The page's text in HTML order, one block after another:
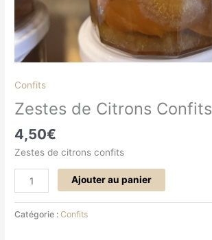
Confits
Zestes de Citrons Confits
4,50€
Zestes de citrons confits
Ajouter au panier
Catégorie :Confits